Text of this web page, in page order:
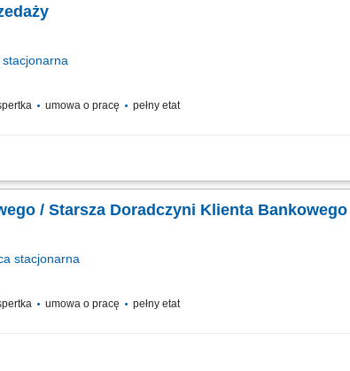
stacjonarna
umowa o pracę pełny etat
Klientów; Aktywne pozyskiwanie Klientów i utrzymywanie z
/ Starsza Doradczyni Klienta Bankowego
stacjonarna
umowa o pracę pełny etat